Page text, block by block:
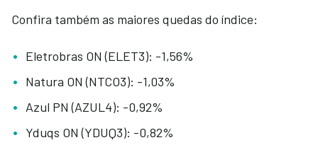
Confira também as maiores quedas do índice:
Eletrobras ON (ELET3): -1,56%
Natura ON (NTCO3): -1,03%
Azul PN (AZUL4): -0,92%
Yduqs ON (YDUQ3): -0,82%